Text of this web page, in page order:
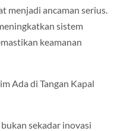
menjadi ancaman serius.
sistem
keamanan
Ada di Tangan Kapal
sekadar inovasi